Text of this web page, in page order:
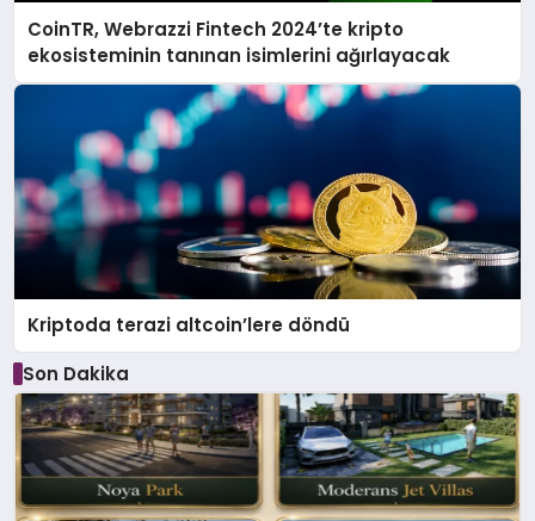
CoinTR, Webrazzi Fintech 2024’te kripto
ekosisteminin tanınan isimlerini ağırlayacak
Kriptoda terazi altcoin’lere döndü
Son Dakika